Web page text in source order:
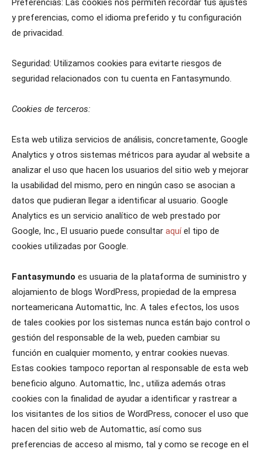
Preferencias: Las cookies nos permiten recordar tus ajustes
y preferencias, como el idioma preferido y tu configuración
de privacidad.
Seguridad: Utilizamos cookies para evitarte riesgos de
seguridad relacionados con tu cuenta en Fantasymundo.
Cookies de terceros:
Esta web utiliza servicios de análisis, concretamente, Google
Analytics y otros sistemas métricos para ayudar al website a
analizar el uso que hacen los usuarios del sitio web y mejorar
la usabilidad del mismo, pero en ningún caso se asocian a
datos que pudieran llegar a identificar al usuario. Google
Analytics es un servicio analítico de web prestado por
Google, Inc., El usuario puede consultar aquíel tipo de
cookies utilizadas por Google.
Fantasymundo es usuaria de la plataforma de suministro y
alojamiento de blogs WordPress, propiedad de la empresa
norteamericana Automattic, Inc. A tales efectos, los usos
de tales cookies por los sistemas nunca están bajo control o
gestión del responsable de la web, pueden cambiar su
función en cualquier momento, y entrar cookies nuevas.
Estas cookies tampoco reportan al responsable de esta web
beneficio alguno. Automattic, Inc., utiliza además otras
cookies con la finalidad de ayudar a identificar y rastrear a
los visitantes de los sitios de WordPress, conocer el uso que
hacen del sitio web de Automattic, así como sus
preferencias de acceso al mismo, tal y como se recoge en el